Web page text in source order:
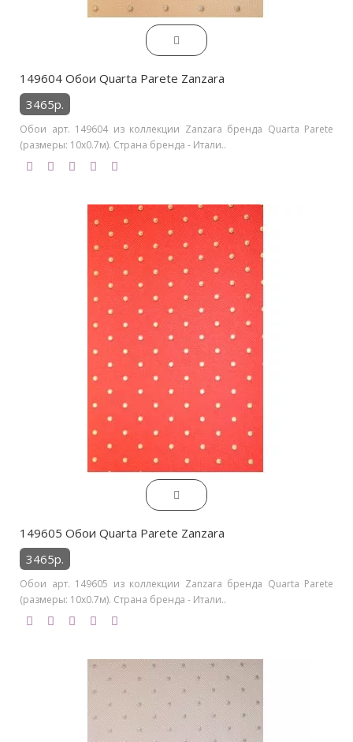
149604 Обои Quarta Parete Zanzara
3465р.
Обои арт. 149604 из коллекции Zanzara бренда Quarta Parete
(размеры: 10х0.7м). Страна бренда - Итали..
149605 Обои Quarta Parete Zanzara
3465р.
Обои арт. 149605 из коллекции Zanzara бренда Quarta Parete
(размеры: 10х0.7м). Страна бренда - Итали..